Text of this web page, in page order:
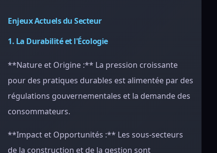
Enjeux Actuels du Secteur
1. La Durabilité et l'Écologie
**Nature et Origine :** La pression croissante
pour des pratiques durables est alimentée par des
régulations gouvernementales et la demande des
consommateurs.
**Impact et Opportunités :** Les sous-secteurs
de la construction et de la gestion sont